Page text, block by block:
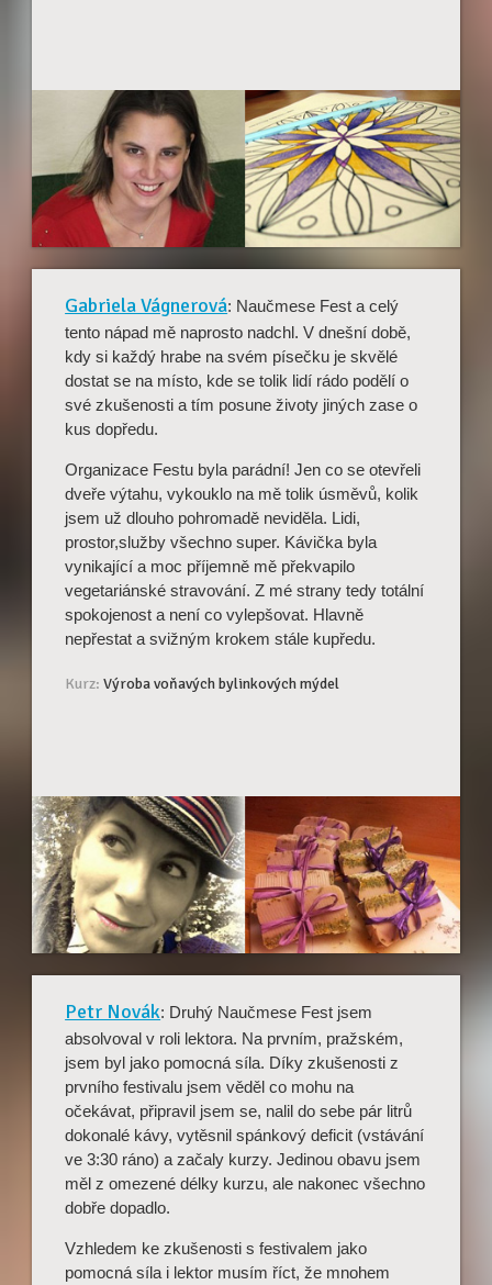
Gabriela Vágnerová: Naučmese Fest a celý
tento nápad mě naprosto nadchl. V dnešní době,
kdy si každý hrabe na svém písečku je skvělé
dostat se na místo, kde se tolik lidí rádo podělí o
své zkušenosti a tím posune životy jiných zase o
kus dopředu.
Organizace Festu byla parádní! Jen co se otevřeli
dveře výtahu, vykouklo na mě tolik úsměvů, kolik
jsem už dlouho pohromadě neviděla. Lidi,
prostor,služby všechno super. Kávička byla
vynikající a moc příjemně mě překvapilo
vegetariánské stravování. Z mé strany tedy totální
spokojenost a není co vylepšovat. Hlavně
nepřestat a svižným krokem stále kupředu.
Kurz: Výroba voňavých bylinkových mýdel
Petr Novák: Druhý Naučmese Fest jsem
absolvoval v roli lektora. Na prvním, pražském,
jsem byl jako pomocná síla. Díky zkušenosti z
prvního festivalu jsem věděl co mohu na
očekávat, připravil jsem se, nalil do sebe pár litrů
dokonalé kávy, vytěsnil spánkový deficit (vstávání
ve 3:30 ráno) a začaly kurzy. Jedinou obavu jsem
měl z omezené délky kurzu, ale nakonec všechno
dobře dopadlo.
Vzhledem ke zkušenosti s festivalem jako
pomocná síla i lektor musím říct, že mnohem